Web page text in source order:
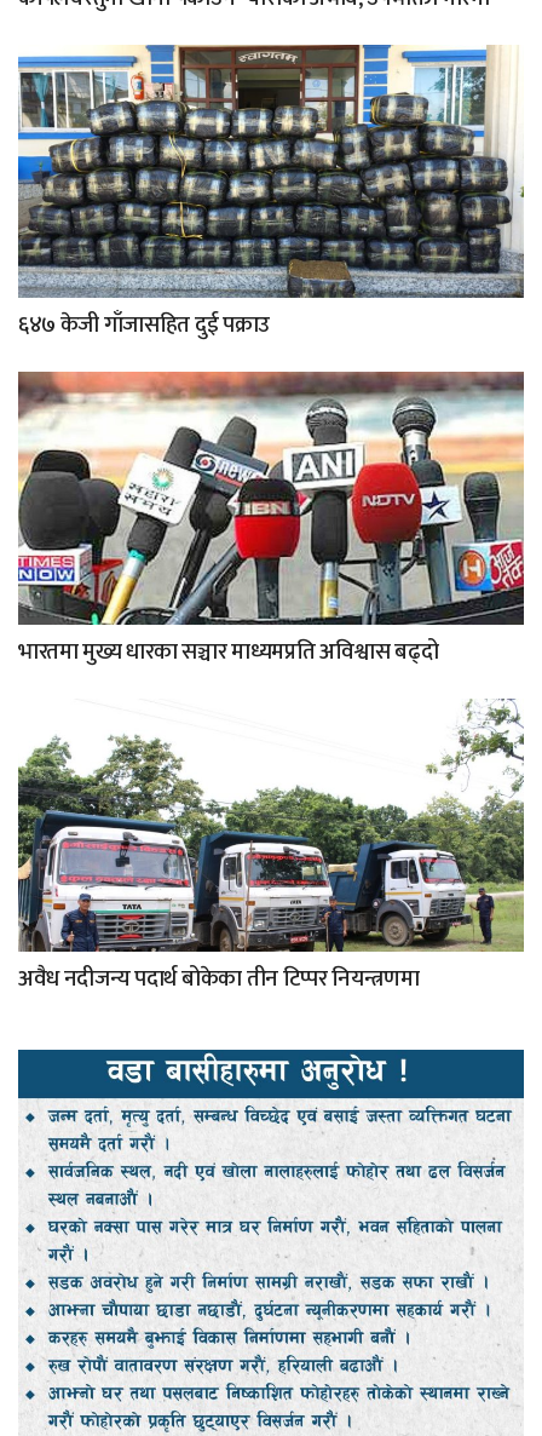
६४७ केजी गाँजासहित दुई पक्राउ
भारतमा मुख्य धारका सञ्चार माध्यमप्रति अविश्वास बढ्दो
अवैध नदीजन्य पदार्थ बोकेका तीन टिप्पर नियन्त्रणमा